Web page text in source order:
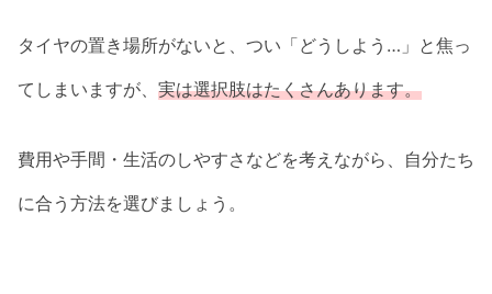
タイヤの置き場所がないと、つい「どうしよう…」と焦っ
てしまいますが、 実は選択肢はたくさんあります。
費用や手間・生活のしやすさなどを考えながら、自分たち
に合う方法を選びましょう。